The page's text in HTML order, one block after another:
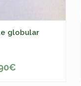
globular
+